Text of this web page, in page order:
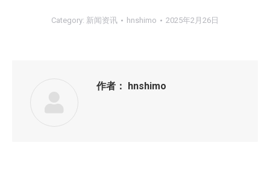
Category: 新闻资讯 hnshimo 2025年2月26日
作者： hnshimo